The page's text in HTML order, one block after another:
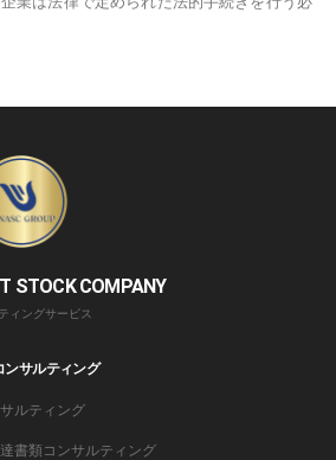
STOCK COMPANY
ィングサービス
ンサルティング
ルティング
書類コンサルティング